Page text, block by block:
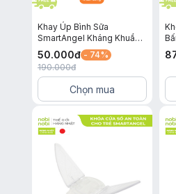
Khay Úp Bình Sữa
SmartAngel Kháng Khuẩn
và An Toàn Cho Bé Màu
Hồng
50.000đ - 74%
190.000đ
Chọn mua